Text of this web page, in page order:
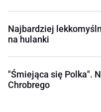
Najbardziej
na hulanki
"Śmiejąca się Polka".
Chrobrego